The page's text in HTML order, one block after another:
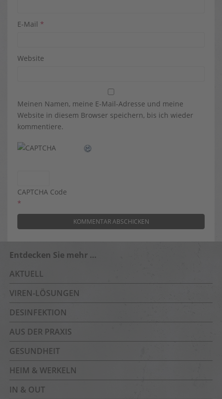
E-Mail *
Website
Meinen Namen, meine E-Mail-Adresse und meine
Website in diesem Browser speichern, bis ich wieder
kommentiere.
CAPTCHA Code
*
Entdecken Sie mehr …
AKTUELL
VIREN-LÖSUNGEN
DESINFEKTION
AUS DER PRAXIS
GESUNDHEIT
HEIM & WERKELN
IN & OUT